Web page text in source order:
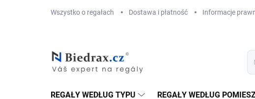
Wszystko o regałach Dostawa i płatność Informacje
REGAŁY WEDŁUG TYPU REGAŁY WEDŁUG